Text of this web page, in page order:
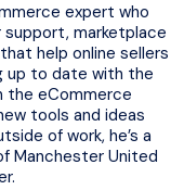
expert who
marketplace
help online sellers
up to date with the
the eCommerce
tools and ideas
of work, he’s a
Manchester United